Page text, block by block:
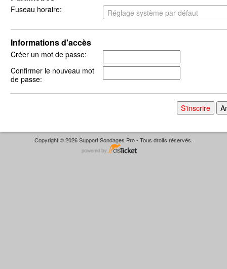
Fuseau horaire: Réglage système par défaut
Informations d'accès
Créer un mot de passe:
Confirmer le nouveau mot
de passe:
Copyright © 2026 Support Sondages Pro - Tous droits réservés.